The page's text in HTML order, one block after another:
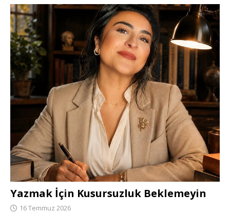
Yazmak İçin Kusursuzluk Beklemeyin
16 Temmuz 2026